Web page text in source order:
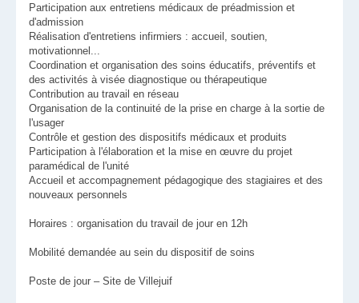
Participation aux entretiens médicaux de préadmission et
d'admission
Réalisation d'entretiens infirmiers : accueil, soutien,
motivationnel...
Coordination et organisation des soins éducatifs, préventifs et
des activités à visée diagnostique ou thérapeutique
Contribution au travail en réseau
Organisation de la continuité de la prise en charge à la sortie de
l'usager
Contrôle et gestion des dispositifs médicaux et produits
Participation à l'élaboration et la mise en œuvre du projet
paramédical de l'unité
Accueil et accompagnement pédagogique des stagiaires et des
nouveaux personnels
Horaires : organisation du travail de jour en 12h
Mobilité demandée au sein du dispositif de soins
Poste de jour – Site de Villejuif